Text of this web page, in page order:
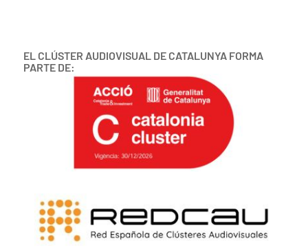
EL CLÚSTER AUDIOVISUAL DE CATALUNYA FORMA
PARTE DE: